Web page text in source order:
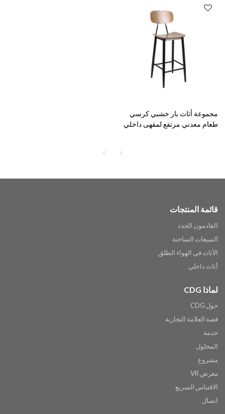
مجموعة أثاث بار خشبي كرسي
طعام معدني مرتفع لمقهى داخلي
قائمة المنتجات
القادمون الجدد
المبيعات الساخنة
الأثاث في الهواء الطلق
أثاث داخلي
لماذا CDG
حول CDG
قصة العلامة التجارية
خدمة
المحلول
مشروع
معرض VR
الاقتباس السريع
اتصال